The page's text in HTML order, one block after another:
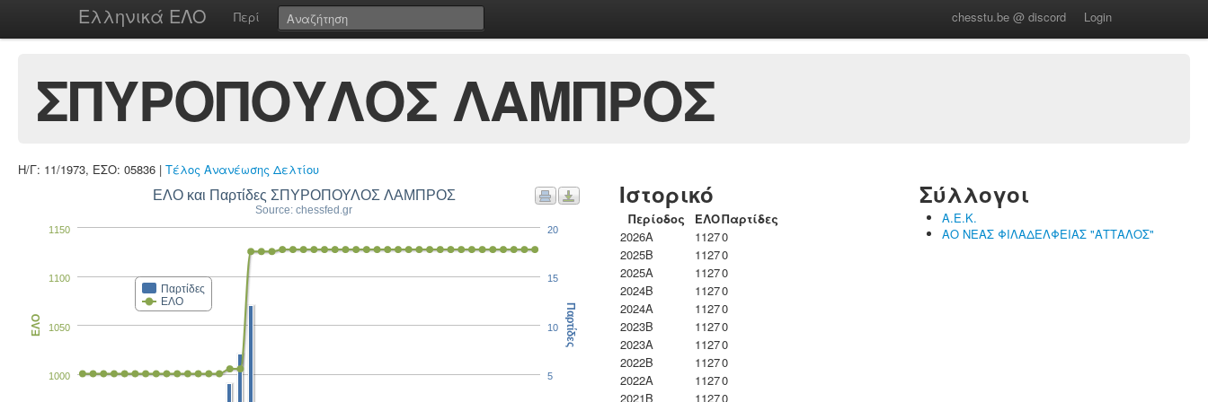
Ελληνικά ΕΛΟ Περί chesstu.be @ discord Login
ΣΠΥΡΟΠΟΥΛΟΣ ΛΑΜΠΡΟΣ
Η/Γ: 11/1973, ΕΣΟ: 05836 | Τέλος Ανανέωσης Δελτίου
ΕΛΟ και Παρτίδες ΣΠΥΡΟΠΟΥΛΟΣ ΛΑΜΠΡΟΣ
Source: chessfed.gr
Παρτίδες
ΕΛΟ
1000
1050
1100
1150
ΕΛΟ
5
10
15
20
Παρτίδες
Ιστορικό
Περίοδος ΕΛΟΠαρτίδες
2026A
11270
2025B
11270
2025A
11270
2024B
11270
2024A
11270
2023B
11270
2023Α
11270
2022B
11270
2022A
11270
2021B
11270
Σύλλογοι
Α.Ε.Κ.
ΑΟ ΝΕΑΣ ΦΙΛΑΔΕΛΦΕΙΑΣ "ΑΤΤΑΛΟΣ"